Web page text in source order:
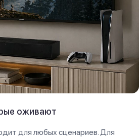
оживают
для любых сценариев. Для